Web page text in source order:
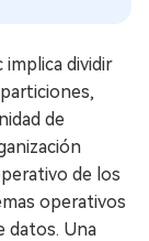
dividir
de
de los
operativos
datos. Una